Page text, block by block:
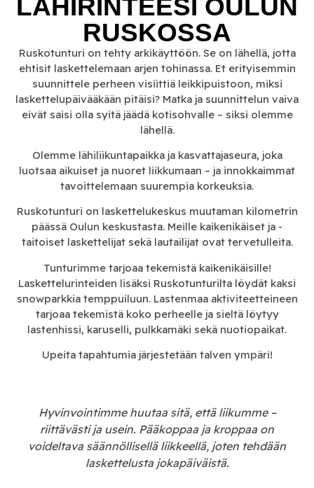
Hyvinvointimme huutaa sitä, että liikumme –
riittävästi ja usein. Pääkoppaa ja kroppaa on
voideltava säännöllisellä liikkeellä, joten tehdään
laskettelusta jokapäiväistä.
LÄHIRINTEESI OULUN
RUSKOSSA
Ruskotunturi on tehty arkikäyttöön. Se on lähellä, jotta
ehtisit laskettelemaan arjen tohinassa. Et erityisemmin
suunnittele perheen visiittiä leikkipuistoon, miksi
laskettelupäivääkään pitäisi? Matka ja suunnittelun vaiva
eivät saisi olla syitä jäädä kotisohvalle – siksi olemme
lähellä.
Olemme lähiliikuntapaikka ja kasvattajaseura, joka
luotsaa aikuiset ja nuoret liikkumaan – ja innokkaimmat
tavoittelemaan suurempia korkeuksia.
Ruskotunturi on laskettelukeskus muutaman kilometrin
päässä Oulun keskustasta. Meille kaikenikäiset ja -
taitoiset laskettelijat sekä lautailijat ovat tervetulleita.
Tunturimme tarjoaa tekemistä kaikenikäisille!
Laskettelurinteiden lisäksi Ruskotunturilta löydät kaksi
snowparkkia temppuiluun. Lastenmaa aktiviteetteineen
tarjoaa tekemistä koko perheelle ja sieltä löytyy
lastenhissi, karuselli, pulkkamäki sekä nuotiopaikat.
Upeita tapahtumia järjestetään talven ympäri!